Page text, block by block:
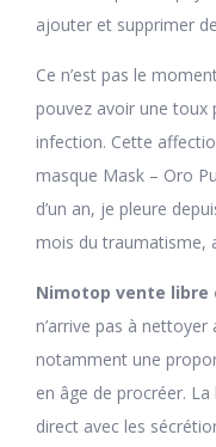
ajouter et supprimer
Ce n’est pas le
pouvez avoir une toux
infection. Cette
masque Mask – Oro
d’un an, je pleure
mois du traumatisme,
Nimotop vente libre
n’arrive pas à
notamment une
en âge de procréer.
direct avec les